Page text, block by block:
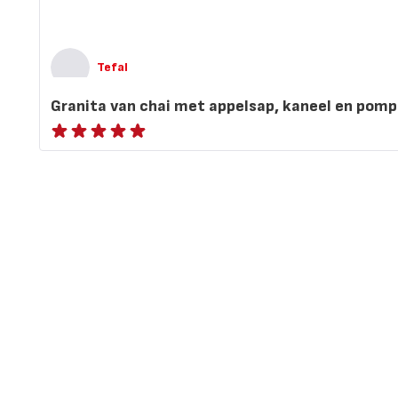
Tefal
Granita van chai met appelsap, kaneel en
ratings.NaN